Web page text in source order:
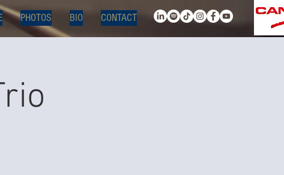
PHOTOS BIO CONTACT